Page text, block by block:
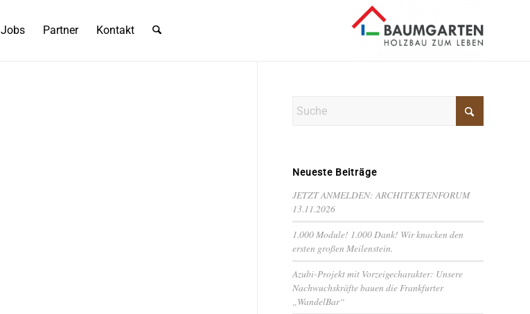
Jobs Partner Kontakt
Neueste Beiträge
JETZT ANMELDEN: ARCHITEKTENFORUM
13.11.2026
1.000 Module! 1.000 Dank! Wir knacken den
ersten großen Meilenstein.
Azubi-Projekt mit Vorzeigecharakter: Unsere
Nachwuchskräfte bauen die Frankfurter
„WandelBar“